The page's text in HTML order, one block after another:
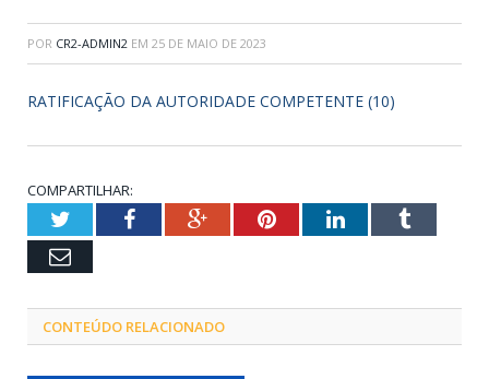
POR CR2-ADMIN2 EM 25 DE MAIO DE 2023
RATIFICAÇÃO DA AUTORIDADE COMPETENTE (10)
COMPARTILHAR:
TwitterFacebookGoogle+PinterestLinkedInTumblr
Email
CONTEÚDO RELACIONADO